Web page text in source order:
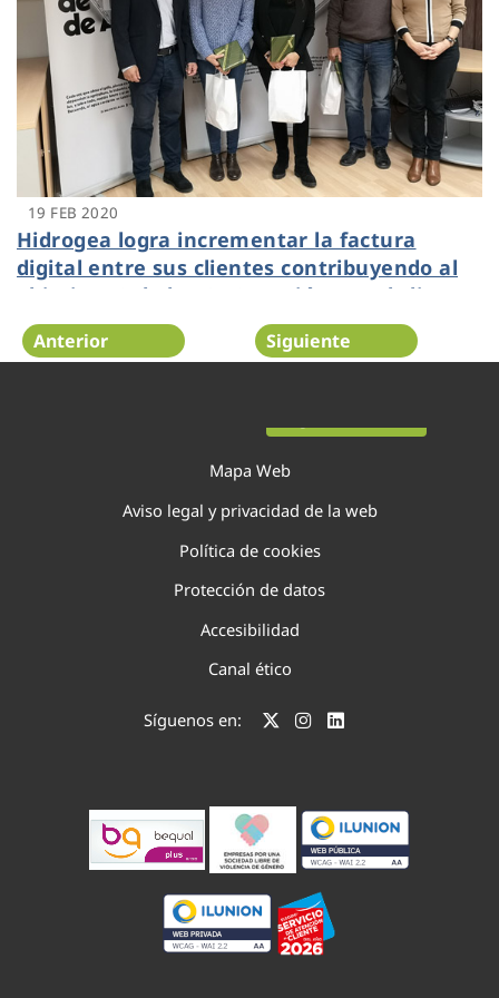
19 FEB 2020
Hidrogea logra incrementar la factura
digital entre sus clientes contribuyendo al
objetivo 13 de los ODS "Acción por el clima"
Anterior Siguiente
Mapa Web
Aviso legal y privacidad de la web
Política de cookies
Protección de datos
Accesibilidad
Canal ético
Síguenos en: